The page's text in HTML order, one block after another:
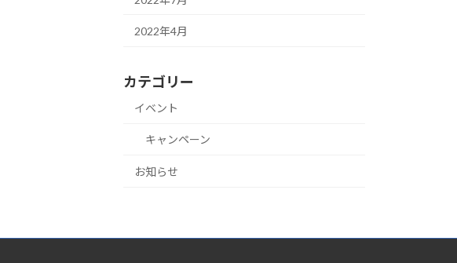
2022年4月
カテゴリー
イベント
キャンペーン
お知らせ